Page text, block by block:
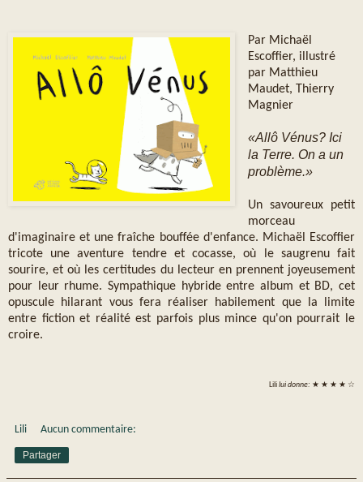
Par Michaël
Escoffier, illustré
par Matthieu
Maudet, Thierry
Magnier
«Allô Vénus? Ici
la Terre. On a un
problème.»
Un savoureux petit
morceau
d'imaginaire et une fraîche bouffée d'enfance. Michaël Escoffier
tricote une aventure tendre et cocasse, où le saugrenu fait
sourire, et où les certitudes du lecteur en prennent joyeusement
pour leur rhume. Sympathique hybride entre album et BD, cet
opuscule hilarant vous fera réaliser habilement que la limite
entre fiction et réalité est parfois plus mince qu'on pourrait le
croire.
Lililui donne: ★ ★ ★ ★ ☆
Lili Aucun commentaire:
Partager